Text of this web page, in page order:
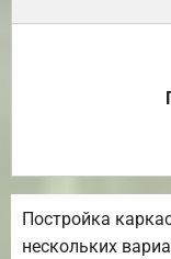
Постройка
нескольких